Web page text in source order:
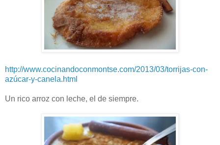
http://www.cocinandoconmontse.com/2013/03/torrijas-con-
azúcar-y-canela.html
Un rico arroz con leche, el de siempre.